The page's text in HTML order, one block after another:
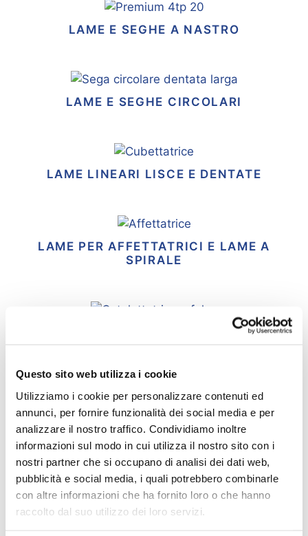
Questo sito web utilizza i cookie
Utilizziamo i cookie per personalizzare contenuti ed
annunci, per fornire funzionalità dei social media e per
analizzare il nostro traffico. Condividiamo inoltre
informazioni sul modo in cui utilizza il nostro sito con i
nostri partner che si occupano di analisi dei dati web,
pubblicità e social media, i quali potrebbero combinarle
con altre informazioni che ha fornito loro o che hanno
raccolto dal suo utilizzo dei loro servizi.
LAME E SEGHE A NASTRO
LAME E SEGHE CIRCOLARI
LAME LINEARI LISCE E DENTATE
LAME PER AFFETTATRICI E LAME A
SPIRALE
LAME PER COTOLETTATRICI A FALCE
LAME PER CUTTER
LAME PER PORZIONATRICI